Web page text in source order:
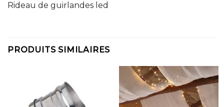
Rideau de guirlandes led
PRODUITS SIMILAIRES